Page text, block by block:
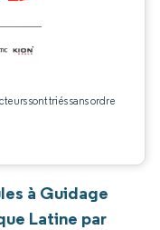
sont triés sans ordre
à Guidage
Latine par